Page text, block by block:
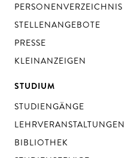
PERSONENVERZEICHNIS
STELLENANGEBOTE
PRESSE
KLEINANZEIGEN
STUDIUM
STUDIENGÄNGE
LEHRVERANSTALTUNGEN
BIBLIOTHEK